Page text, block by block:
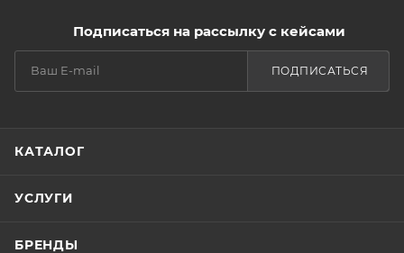
Подписаться на рассылку с кейсами
ПОДПИСАТЬСЯ
КАТАЛОГ
УСЛУГИ
БРЕНДЫ